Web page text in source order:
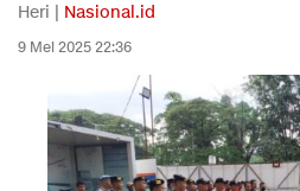
Heri | Nasional.id
9 Mei 2025 22:36